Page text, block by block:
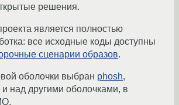
решения.
является полностью
все исходные коды доступны
сценарии образов.
оболочки выбран phosh,
над другими оболочками, в